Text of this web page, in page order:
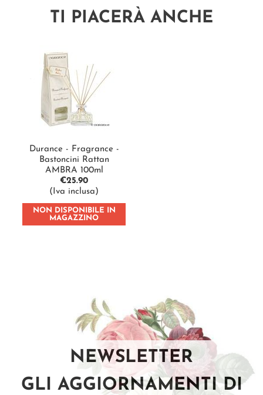
TI PIACERÀ ANCHE
Durance - Fragrance -
Bastoncini Rattan
AMBRA 100ml
€25.90
(Iva inclusa)
NON DISPONIBILE IN
MAGAZZINO
NEWSLETTER
GLI AGGIORNAMENTI DI